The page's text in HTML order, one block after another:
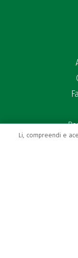
Li, compreendi e